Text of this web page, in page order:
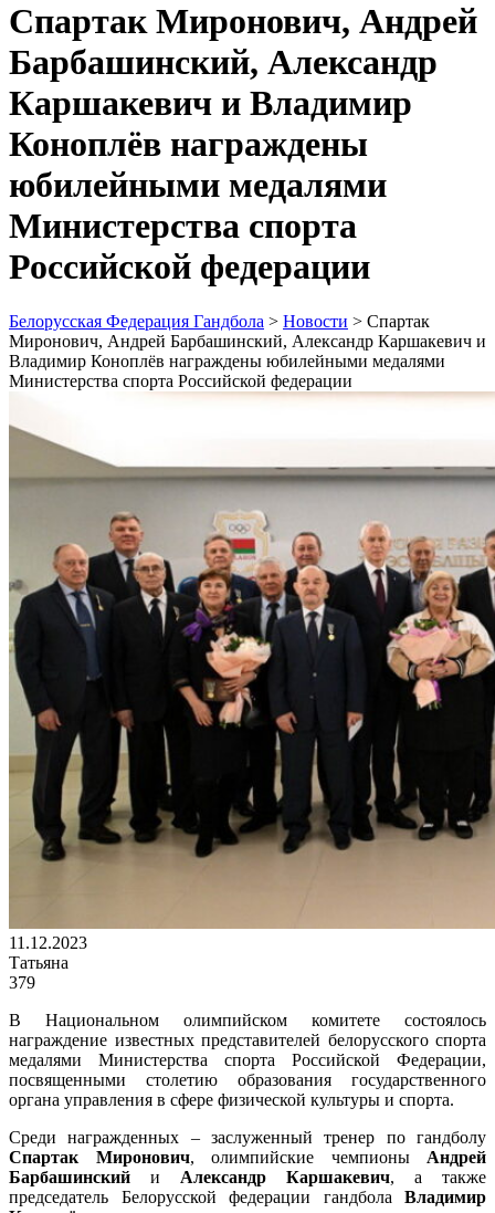
Спартак Миронович, Андрей
Барбашинский, Александр
Каршакевич и Владимир
Коноплёв награждены
юбилейными медалями
Министерства спорта
Российской федерации
Белорусская Федерация Гандбола > Новости > Спартак
Миронович, Андрей Барбашинский, Александр Каршакевич и
Владимир Коноплёв награждены юбилейными медалями
Министерства спорта Российской федерации
11.12.2023
Татьяна
379
В Национальном олимпийском комитете состоялось
награждение известных представителей белорусского спорта
медалями Министерства спорта Российской Федерации,
посвященными столетию образования государственного
органа управления в сфере физической культуры и спорта.
Среди награжденных – заслуженный тренер по гандболу
Спартак Миронович, олимпийские чемпионы Андрей
Барбашинский и Александр Каршакевич, а также
председатель Белорусской федерации гандбола Владимир